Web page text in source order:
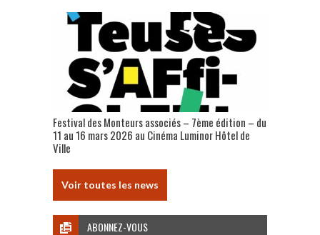
Festival des Monteurs associés – 7ème édition – du
11 au 16 mars 2026 au Cinéma Luminor Hôtel de
Ville
Voir toutes les news
ABONNEZ-VOUS